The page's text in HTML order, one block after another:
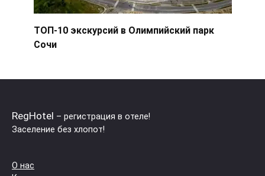
ТОП-10 экскурсий в Олимпийский парк
Сочи
RegHotel – регистрация в отеле!
Заселение без хлопот!
О нас